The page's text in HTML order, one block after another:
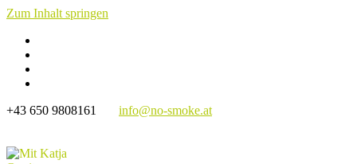
Zum Inhalt springen
+43 650 9808161 info@no-smoke.at
Mit Katja Oppitz von no-smoke Nichtraucher